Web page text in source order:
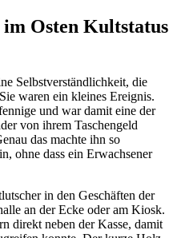
Osten Kultstatus
Selbstverständlichkeit, die
waren ein kleines Ereignis.
und war damit eine der
von ihrem Taschengeld
das machte ihn so
ohne dass ein Erwachsener
in den Geschäften der
an der Ecke oder am Kiosk.
direkt neben der Kasse, damit